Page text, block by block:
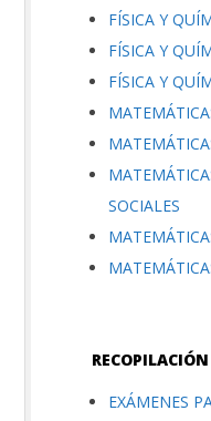
FÍSICA Y
FÍSICA Y
FÍSICA Y
SOCIALES
EXÁMENES